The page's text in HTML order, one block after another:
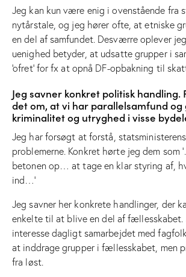
Jeg kan kun være enig i ovenstående fra
nytårstale, og jeg hører ofte, at etniske
en del af samfundet. Desværre oplever
uenighed betyder, at udsatte grupper i
‘ofret’ for fx at opnå DF-opbakning til
Jeg savner konkret politisk handling.
det om, at vi har parallelsamfund
kriminalitet og utryghed i visse
Jeg har forsøgt at forstå,
problemerne. Konkret hørte jeg dem som
betonen op… at tage en klar styring af,
ind…’
Jeg savner her konkrete handlinger, der
enkelte til at blive en del af fællesskabet.
interesse dagligt samarbejdet med
at inddrage grupper i fællesskabet, men
fra løst.